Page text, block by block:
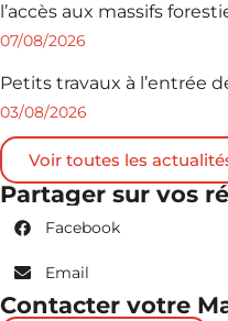
l’accès aux massifs
07/08/2026
Petits travaux à l’entrée
03/08/2026
Voir toutes les
Partager sur vos
Facebook
Email
Contacter votre